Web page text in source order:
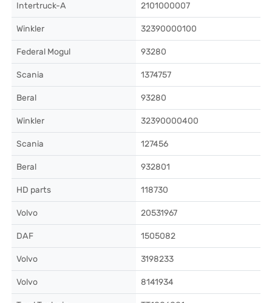
Intertruck-A 2101000007
Winkler 32390000100
Federal Mogul 93280
Scania 1374757
Beral 93280
Winkler 32390000400
Scania 127456
Beral 932801
HD parts 118730
Volvo 20531967
DAF 1505082
Volvo 3198233
Volvo 8141934